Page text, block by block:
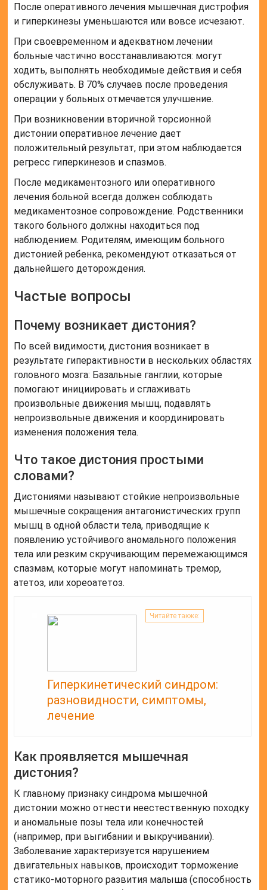
После оперативного лечения мышечная дистрофия
и гиперкинезы уменьшаются или вовсе исчезают.
При своевременном и адекватном лечении
больные частично восстанавливаются: могут
ходить, выполнять необходимые действия и себя
обслуживать. В 70% случаев после проведения
операции у больных отмечается улучшение.
При возникновении вторичной торсионной
дистонии оперативное лечение дает
положительный результат, при этом наблюдается
регресс гиперкинезов и спазмов.
После медикаментозного или оперативного
лечения больной всегда должен соблюдать
медикаментозное сопровождение. Родственники
такого больного должны находиться под
наблюдением. Родителям, имеющим больного
дистонией ребенка, рекомендуют отказаться от
дальнейшего деторождения.
Частые вопросы
Почему возникает дистония?
По всей видимости, дистония возникает в
результате гиперактивности в нескольких областях
головного мозга: Базальные ганглии, которые
помогают инициировать и сглаживать
произвольные движения мышц, подавлять
непроизвольные движения и координировать
изменения положения тела.
Что такое дистония простыми
словами?
Дистониями называют стойкие непроизвольные
мышечные сокращения антагонистических групп
мышц в одной области тела, приводящие к
появлению устойчивого аномального положения
тела или резким скручивающим перемежающимся
спазмам, которые могут напоминать тремор,
атетоз, или хореоатетоз.
Читайте также:
Гиперкинетический синдром:
разновидности, симптомы,
лечение
Как проявляется мышечная
дистония?
К главному признаку синдрома мышечной
дистонии можно отнести неестественную походку
и аномальные позы тела или конечностей
(например, при выгибании и выкручивании).
Заболевание характеризуется нарушением
двигательных навыков, происходит торможение
статико-моторного развития малыша (способность